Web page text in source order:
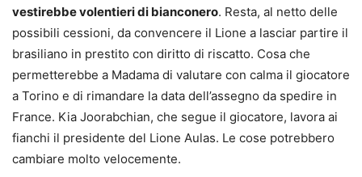
vestirebbe volentieri di bianconero. Resta, al netto delle
possibili cessioni, da convencere il Lione a lasciar partire il
brasiliano in prestito con diritto di riscatto. Cosa che
permetterebbe a Madama di valutare con calma il giocatore
a Torino e di rimandare la data dell’assegno da spedire in
France. Kia Joorabchian, che segue il giocatore, lavora ai
fianchi il presidente del Lione Aulas. Le cose potrebbero
cambiare molto velocemente.